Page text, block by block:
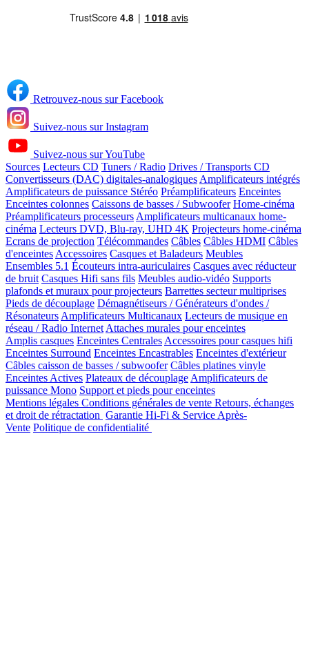
Retrouvez-nous sur Facebook
Suivez-nous sur Instagram
Suivez-nous sur YouTube
Sources Lecteurs CD Tuners / Radio Drives / Transports CD
Convertisseurs (DAC) digitales-analogiques Amplificateurs intégrés
Amplificateurs de puissance Stéréo Préamplificateurs Enceintes
Enceintes colonnes Caissons de basses / Subwoofer Home-cinéma
Préamplificateurs processeurs Amplificateurs multicanaux home-
cinéma Lecteurs DVD, Blu-ray, UHD 4K Projecteurs home-cinéma
Ecrans de projection Télécommandes Câbles Câbles HDMI Câbles
d'enceintes Accessoires Casques et Baladeurs Meubles
Ensembles 5.1 Écouteurs intra-auriculaires Casques avec réducteur
de bruit Casques Hifi sans fils Meubles audio-vidéo Supports
plafonds et muraux pour projecteurs Barrettes secteur multiprises
Pieds de découplage Démagnétiseurs / Générateurs d'ondes /
Résonateurs Amplificateurs Multicanaux Lecteurs de musique en
réseau / Radio Internet Attaches murales pour enceintes
Amplis casques Enceintes Centrales Accessoires pour casques hifi
Enceintes Surround Enceintes Encastrables Enceintes d'extérieur
Câbles caisson de basses / subwoofer Câbles platines vinyle
Enceintes Actives Plateaux de découplage Amplificateurs de
puissance Mono Support et pieds pour enceintes
Mentions légales Conditions générales de vente Retours, échanges
et droit de rétractation Garantie Hi-Fi & Service Après-
Vente Politique de confidentialité